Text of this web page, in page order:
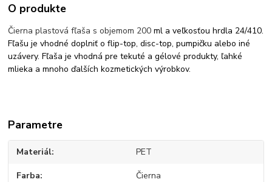
O produkte
Čierna plastová fľaša s objemom 200ml a veľkosťou hrdla 24/410.
Fľašu je vhodné doplniť o flip-top, disc-top, pumpičku alebo iné
uzávery. Fľaša je vhodná pre tekuté a gélové produkty, ľahké
mlieka a mnoho ďalších kozmetických výrobkov.
Parametre
Materiál PET
Farba Čierna